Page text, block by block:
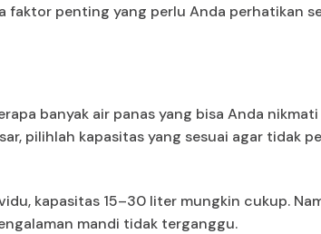
faktor penting yang perlu Anda perhatikan
banyak air panas yang bisa Anda
pilihlah kapasitas yang sesuai agar tidak
kapasitas 15–30 liter mungkin cukup.
mandi tidak terganggu.